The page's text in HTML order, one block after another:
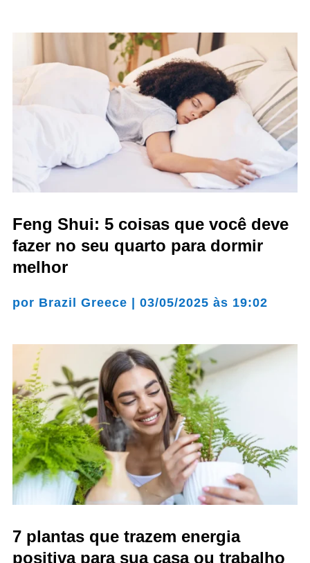
Feng Shui: 5 coisas que você deve
fazer no seu quarto para dormir
melhor
por Brazil Greece 03/05/2025 às 19:02
7 plantas que trazem energia
positiva para sua casa ou trabalho